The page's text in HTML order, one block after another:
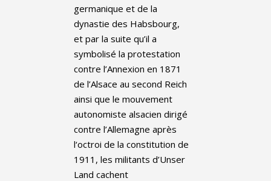
germanique et de la
dynastie des Habsbourg,
et par la suite qu’il a
symbolisé la protestation
contre l’Annexion en 1871
de l’Alsace au second Reich
ainsi que le mouvement
autonomiste alsacien dirigé
contre l’Allemagne après
l‘octroi de la constitution de
1911, les militants d’Unser
Land cachent